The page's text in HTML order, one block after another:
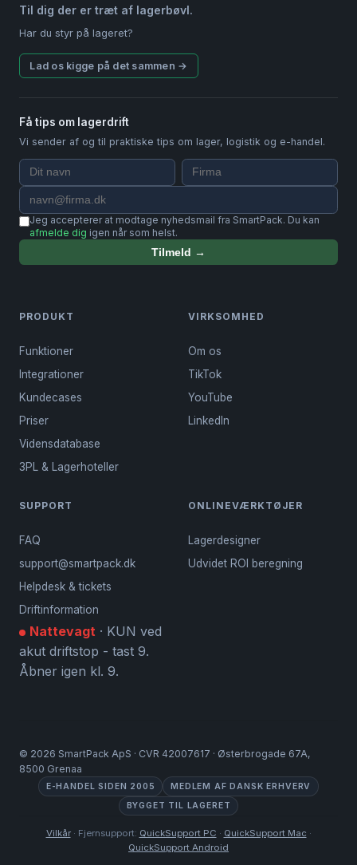
Til dig der er træt af lagerbøvl.
Har du styr på lageret?
Lad os kigge på det sammen →
Få tips om lagerdrift
Vi sender af og til praktiske tips om lager, logistik og e-handel.
Jeg accepterer at modtage nyhedsmail fra SmartPack. Du kan
afmelde dig igen når som helst.
Tilmeld →
PRODUKT
Funktioner
Integrationer
Kundecases
Priser
Vidensdatabase
3PL & Lagerhoteller
VIRKSOMHED
Om os
TikTok
YouTube
LinkedIn
SUPPORT
FAQ
support@smartpack.dk
Helpdesk & tickets
Driftinformation
Nattevagt · KUN ved
akut driftstop - tast 9.
Åbner igen kl. 9.
ONLINEVÆRKTØJER
Lagerdesigner
Udvidet ROI beregning
© 2026 SmartPack ApS · CVR 42007617 · Østerbrogade 67A,
8500 Grenaa
E-HANDEL SIDEN 2005
MEDLEM AF DANSK ERHVERV
BYGGET TIL LAGERET
Vilkår· Fjernsupport: QuickSupport PC · QuickSupport Mac ·
QuickSupport Android